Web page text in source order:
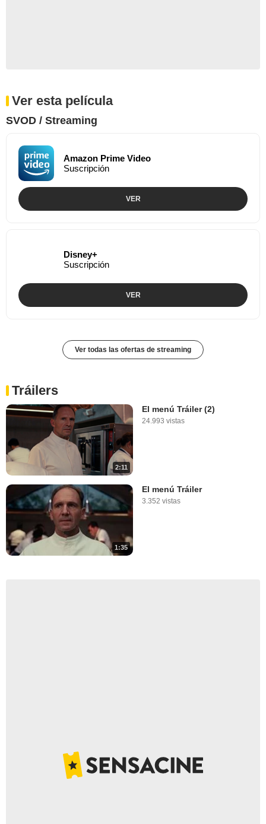
Ver esta película
SVOD / Streaming
Amazon Prime Video
Suscripción
VER
Disney+
Suscripción
VER
Ver todas las ofertas de streaming
Tráilers
2:11
El menú Tráiler (2)
24.993 vistas
1:35
El menú Tráiler
3.352 vistas